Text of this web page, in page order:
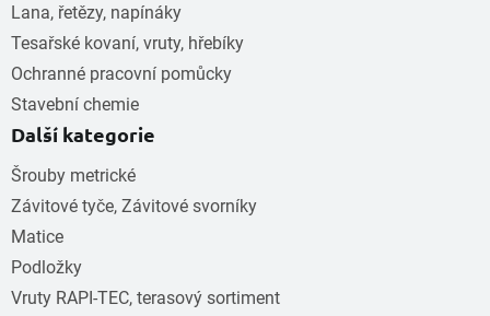
Lana, řetězy, napínáky
Tesařské kovaní, vruty, hřebíky
Ochranné pracovní pomůcky
Stavební chemie
Další kategorie
Šrouby metrické
Závitové tyče, Závitové svorníky
Matice
Podložky
Vruty RAPI-TEC, terasový sortiment